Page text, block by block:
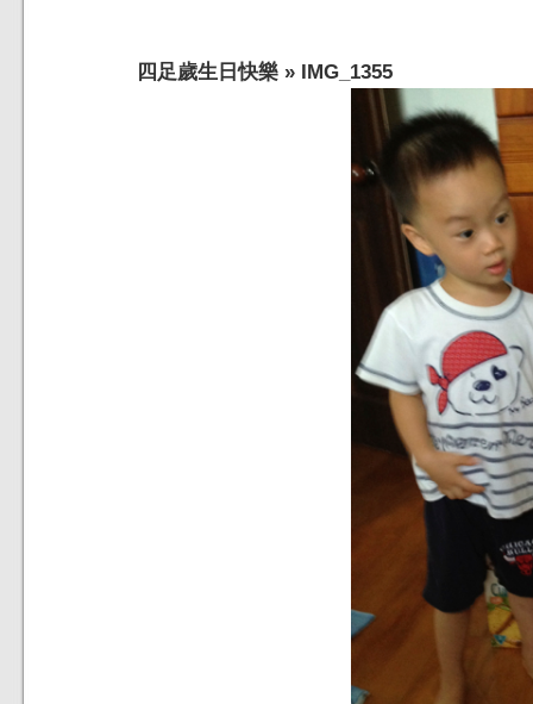
四足歲生日快樂 » IMG_1355